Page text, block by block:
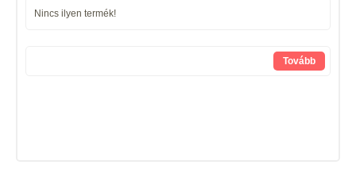
Nincs ilyen termék!
Tovább